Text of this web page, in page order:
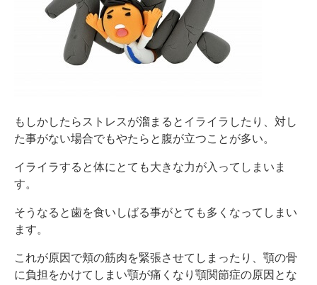
もしかしたらストレスが溜まるとイライラしたり、対し
た事がない場合でもやたらと腹が立つことが多い。
イライラすると体にとても大きな力が入ってしまいま
す。
そうなると歯を食いしばる事がとても多くなってしまい
ます。
これが原因で頬の筋肉を緊張させてしまったり、顎の骨
に負担をかけてしまい顎が痛くなり顎関節症の原因とな